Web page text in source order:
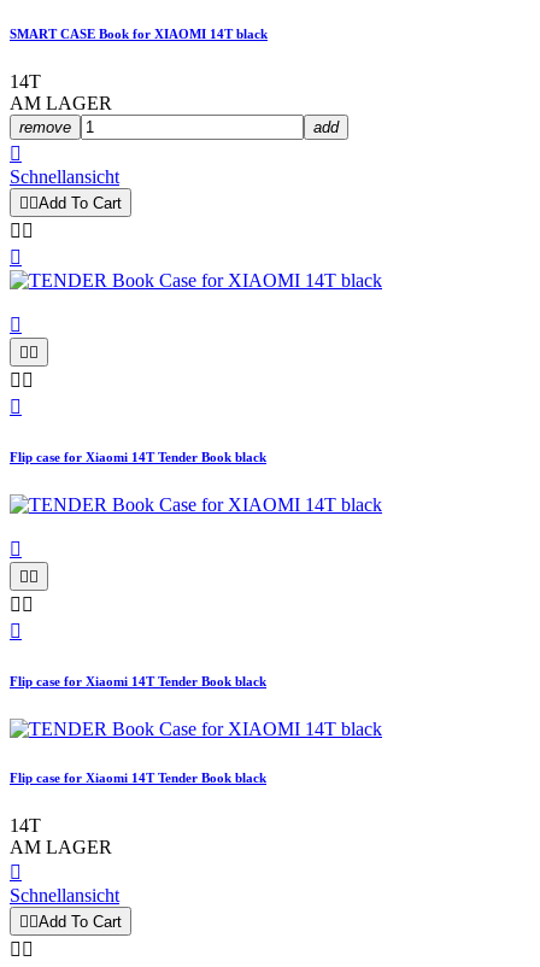
SMART CASE Book for XIAOMI 14T black
14T
AM LAGER
remove add

Schnellansicht
 Add To Cart
 


 
 

Flip case for Xiaomi 14T Tender Book black

 
 

Flip case for Xiaomi 14T Tender Book black
Flip case for Xiaomi 14T Tender Book black
14T
AM LAGER

Schnellansicht
 Add To Cart
 